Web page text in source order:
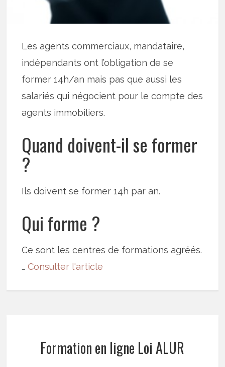
Les agents commerciaux, mandataire,
indépendants ont l’obligation de se
former 14h/an mais pas que aussi les
salariés qui négocient pour le compte des
agents immobiliers.
Quand doivent-il se former
?
Ils doivent se former 14h par an.
Qui forme ?
Ce sont les centres de formations agréés.
…Consulter l'article
Formation en ligne Loi ALUR